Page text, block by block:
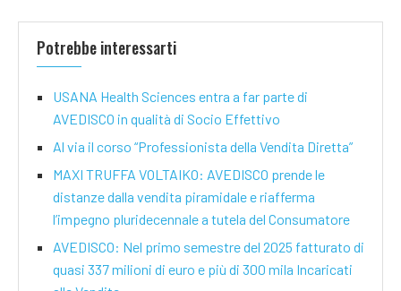
Potrebbe interessarti
USANA Health Sciences entra a far parte di
AVEDISCO in qualità di Socio Effettivo
Al via il corso “Professionista della Vendita Diretta”
MAXI TRUFFA VOLTAIKO: AVEDISCO prende le
distanze dalla vendita piramidale e riafferma
l’impegno pluridecennale a tutela del Consumatore
AVEDISCO: Nel primo semestre del 2025 fatturato di
quasi 337 milioni di euro e più di 300 mila Incaricati